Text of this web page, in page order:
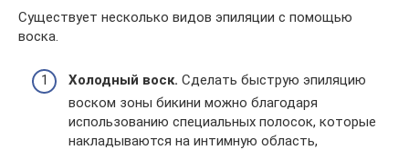
Существует несколько видов эпиляции с помощью
воска.
Холодный воск. Сделать быструю эпиляцию
воском зоны бикини можно благодаря
использованию специальных полосок, которые
накладываются на интимную область,